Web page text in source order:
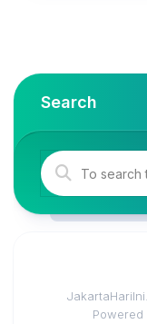
Search
Powered